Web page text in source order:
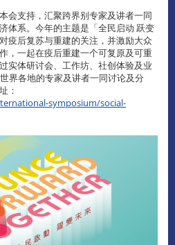
会支持，汇聚跨界别专家及讲者一同
体系。今年的主题是「全民启动 跃变
疫后复苏与重建的关注，并激励大众
，一起在疫后重建一个可复原及可重
实体研讨会、工作坊、社创体验及业
界各地的专家及讲者一同讨论及分
：
symposium/social-